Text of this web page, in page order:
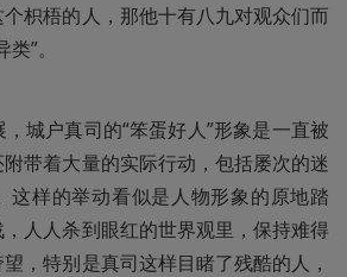
枳梧的人，那他十有八九对观众们而
”。
城户真司的“笨蛋好人”形象是一直被
带着大量的实际行动，包括屡次的迷
这样的举动看似是人物形象的原地踏
人人杀到眼红的世界观里，保持难得
，特别是真司这样目睹了残酷的人，